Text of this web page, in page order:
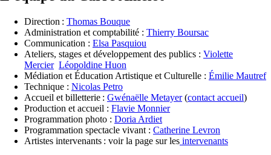
Direction : Thomas Bouque
Administration et comptabilité : Thierry Boursac
Communication : Elsa Pasquiou
Ateliers, stages et développement des publics : Violette
Mercier Léopoldine Huon
Médiation et Éducation Artistique et Culturelle : Émilie Mautref
Technique : Nicolas Petro
Accueil et billetterie : Gwénaëlle Metayer(contact accueil)
Production et accueil : Flavie Monnier
Programmation photo : Doria Ardiet
Programmation spectacle vivant : Catherine Levron
Artistes intervenants : voir la page sur les intervenants